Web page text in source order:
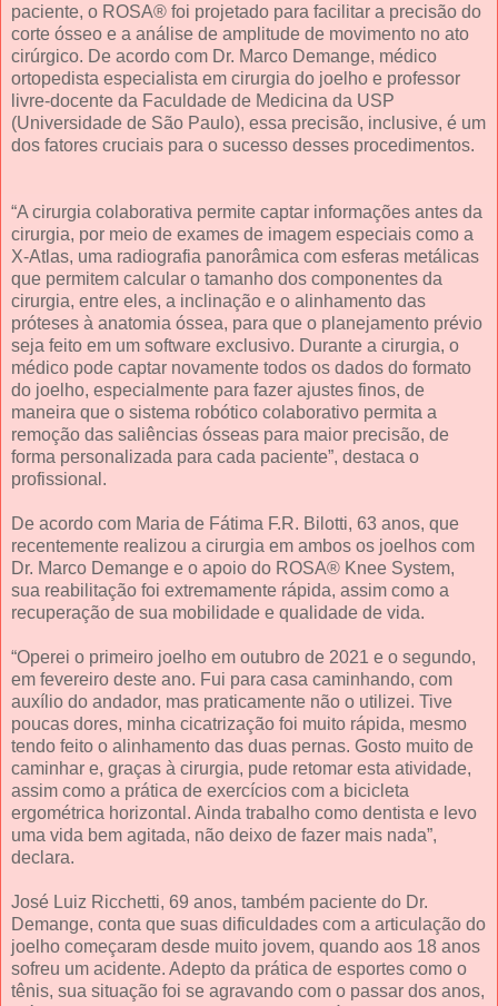
paciente, o ROSA® foi projetado para facilitar a precisão do
corte ósseo e a análise de amplitude de movimento no ato
cirúrgico. De acordo com Dr. Marco Demange, médico
ortopedista especialista em cirurgia do joelho e professor
livre-docente da Faculdade de Medicina da USP
(Universidade de São Paulo), essa precisão, inclusive, é um
dos fatores cruciais para o sucesso desses procedimentos.
“A cirurgia colaborativa permite captar informações antes da
cirurgia, por meio de exames de imagem especiais como a
X-Atlas, uma radiografia panorâmica com esferas metálicas
que permitem calcular o tamanho dos componentes da
cirurgia, entre eles, a inclinação e o alinhamento das
próteses à anatomia óssea, para que o planejamento prévio
seja feito em um software exclusivo. Durante a cirurgia, o
médico pode captar novamente todos os dados do formato
do joelho, especialmente para fazer ajustes finos, de
maneira que o sistema robótico colaborativo permita a
remoção das saliências ósseas para maior precisão, de
forma personalizada para cada paciente”, destaca o
profissional.
De acordo com Maria de Fátima F.R. Bilotti, 63 anos, que
recentemente realizou a cirurgia em ambos os joelhos com
Dr. Marco Demange e o apoio do ROSA® Knee System,
sua reabilitação foi extremamente rápida, assim como a
recuperação de sua mobilidade e qualidade de vida.
“Operei o primeiro joelho em outubro de 2021 e o segundo,
em fevereiro deste ano. Fui para casa caminhando, com
auxílio do andador, mas praticamente não o utilizei. Tive
poucas dores, minha cicatrização foi muito rápida, mesmo
tendo feito o alinhamento das duas pernas. Gosto muito de
caminhar e, graças à cirurgia, pude retomar esta atividade,
assim como a prática de exercícios com a bicicleta
ergométrica horizontal. Ainda trabalho como dentista e levo
uma vida bem agitada, não deixo de fazer mais nada”,
declara.
José Luiz Ricchetti, 69 anos, também paciente do Dr.
Demange, conta que suas dificuldades com a articulação do
joelho começaram desde muito jovem, quando aos 18 anos
sofreu um acidente. Adepto da prática de esportes como o
tênis, sua situação foi se agravando com o passar dos anos,